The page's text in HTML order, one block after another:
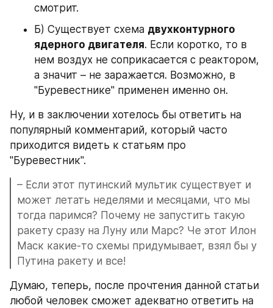
смотрит.
Б) Существует схема двухконтурного
ядерного двигателя. Если коротко, то в
нем воздух не соприкасается с реактором,
а значит – не заражается. Возможно, в
"Буревестнике" применен именно он.
Ну, и в заключении хотелось бы ответить на
популярный комментарий, который часто
приходится видеть к статьям про
"Буревестник".
– Если этот путинский мультик существует и
может летать неделями и месяцами, что мы
тогда паримся? Почему не запустить такую
ракету сразу на Луну или Марс? Че этот Илон
Маск какие-то схемы придумывает, взял бы у
Путина ракету и все!
Думаю, теперь, после прочтения данной статьи
любой человек сможет адекватно ответить на